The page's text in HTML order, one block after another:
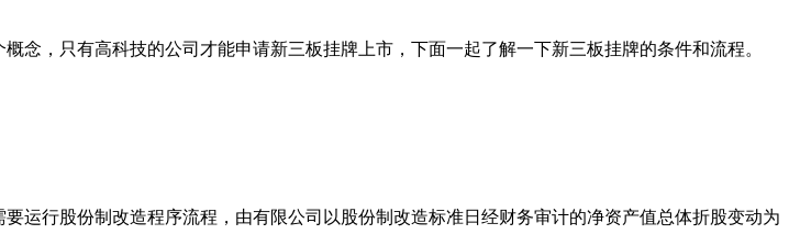
念，只有高科技的公司才能申请新三板挂牌上市，下面一起了解一下新三板挂牌的条件和流程。
运行股份制改造程序流程，由有限公司以股份制改造标准日经财务审计的净资产值总体折股变动为